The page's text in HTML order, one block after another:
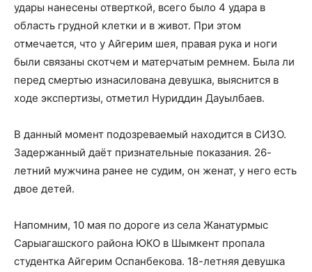
удары нанесены отверткой, всего было 4 удара в
область грудной клетки и в живот. При этом
отмечается, что у Айгерим шея, правая рука и ноги
были связаны скотчем и матерчатым ремнем. Была ли
перед смертью изнасилована девушка, выяснится в
ходе экспертизы, отметил Нуриддин Дауылбаев.
В данный момент подозреваемый находится в СИЗО.
Задержанный даёт признательные показания. 26-
летний мужчина ранее не судим, он женат, у него есть
двое детей.
Напомним, 10 мая по дороге из села Жанатурмыс
Сарыагашского района ЮКО в Шымкент пропала
студентка Айгерим Оспанбекова. 18-летняя девушка